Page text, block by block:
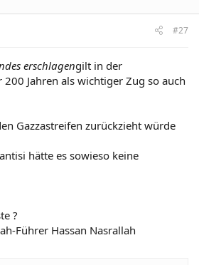
#27
erschlagengilt in der
Jahren als wichtiger Zug so auch
Gazzastreifen zurückzieht würde
hätte es sowieso keine
?
Führer Hassan Nasrallah